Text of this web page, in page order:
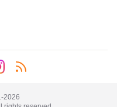
2026